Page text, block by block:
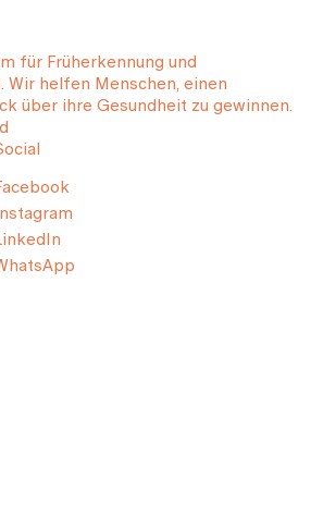
für Früherkennung und
Wir helfen Menschen, einen
über ihre Gesundheit zu gewinnen.